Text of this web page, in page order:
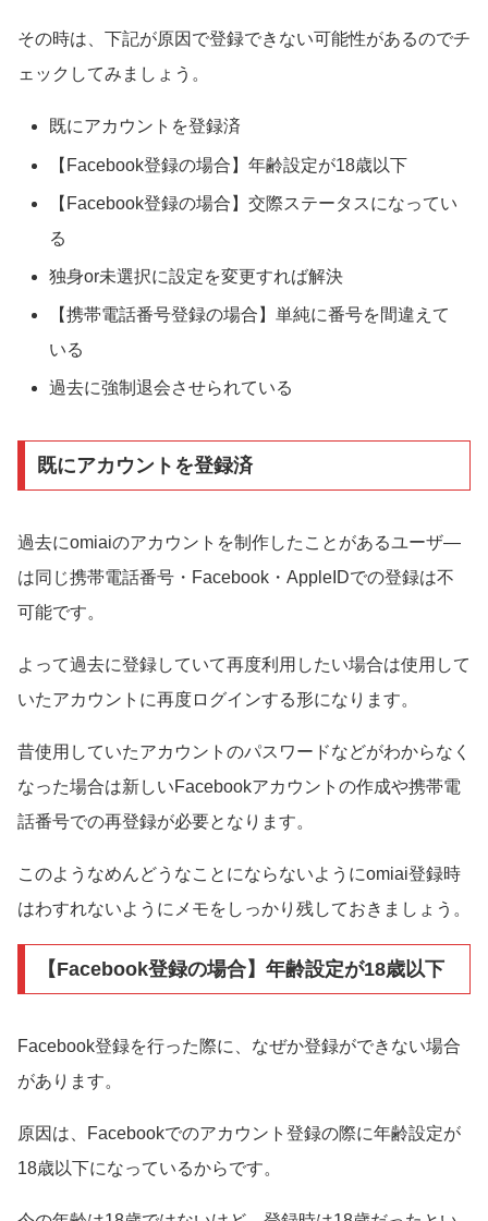
その時は、下記が原因で登録できない可能性があるのでチ
ェックしてみましょう。
既にアカウントを登録済
【Facebook登録の場合】年齢設定が18歳以下
【Facebook登録の場合】交際ステータスになってい
る
独身or未選択に設定を変更すれば解決
【携帯電話番号登録の場合】単純に番号を間違えて
いる
過去に強制退会させられている
既にアカウントを登録済
過去にomiaiのアカウントを制作したことがあるユーザ―
は同じ携帯電話番号・Facebook・AppleIDでの登録は不
可能です。
よって過去に登録していて再度利用したい場合は使用して
いたアカウントに再度ログインする形になります。
昔使用していたアカウントのパスワードなどがわからなく
なった場合は新しいFacebookアカウントの作成や携帯電
話番号での再登録が必要となります。
このようなめんどうなことにならないようにomiai登録時
はわすれないようにメモをしっかり残しておきましょう。
【Facebook登録の場合】年齢設定が18歳以下
Facebook登録を行った際に、なぜか登録ができない場合
があります。
原因は、Facebookでのアカウント登録の際に年齢設定が
18歳以下になっているからです。